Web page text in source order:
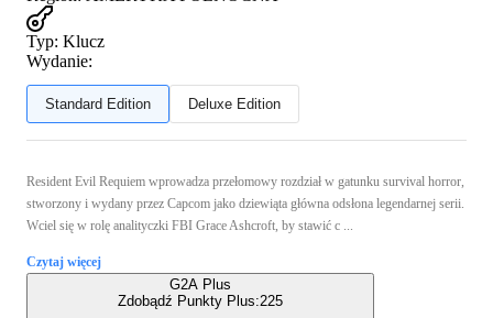
Typ: Klucz
Wydanie:
Standard Edition Deluxe Edition
Resident Evil Requiem wprowadza przełomowy rozdział w gatunku survival horror,
stworzony i wydany przez Capcom jako dziewiąta główna odsłona legendarnej serii.
Wciel się w rolę analityczki FBI Grace Ashcroft, by stawić c ...
Czytaj więcej
G2A Plus
Zdobądź Punkty Plus:225